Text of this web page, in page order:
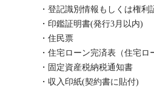
・登記識別情報もしくは権利
・印鑑証明書(発行3月以内)
・住民票
・住宅ローン完済表（住宅ロー
・固定資産税納税通知書
・収入印紙(契約書に貼付)